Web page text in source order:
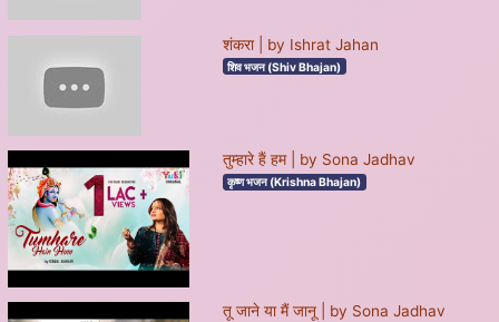
शंकरा | by Ishrat Jahan
शिव भजन (Shiv Bhajan)
तुम्हारे हैं हम | by Sona Jadhav
कृष्ण भजन (Krishna Bhajan)
तू जाने या मैं जानू | by Sona Jadhav